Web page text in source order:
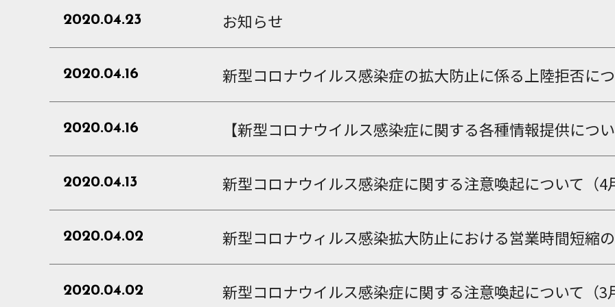
2020.04.23 お知らせ
2020.04.16 新型コロナウイルス感染症の拡大防止に係る上陸拒否に
2020.04.16 【新型コロナウイルス感染症に関する各種情報提供につ
2020.04.13 新型コロナウイルス感染症に関する注意喚起について（
2020.04.02 新型コロナウィルス感染拡大防止における営業時間短縮
2020.04.02 新型コロナウイルス感染症に関する注意喚起について（